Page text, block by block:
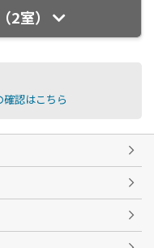
2室）
認はこちら